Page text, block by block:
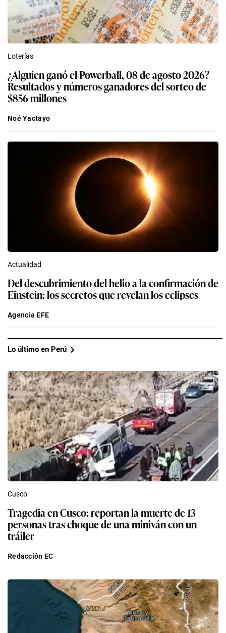
Loterías
¿Alguien ganó el Powerball, 08 de agosto 2026?
Resultados y números ganadores del sorteo de
$856 millones
Noé Yactayo
Actualidad
Del descubrimiento del helio a la confirmación de
Einstein: los secretos que revelan los eclipses
Agencia EFE
Lo último en Perú
Cusco
Tragedia en Cusco: reportan la muerte de 13
personas tras choque de una miniván con un
tráiler
Redacción EC